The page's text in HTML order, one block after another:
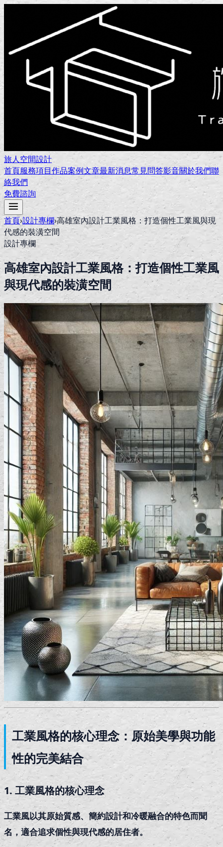
旅人空間設計
首頁服務項目作品案例文章最新消息常見問答影音關於我們聯
絡我們
免費諮詢
首頁›設計專欄›高雄室內設計工業風格：打造個性工業風與現
代感的裝潢空間
設計專欄
高雄室內設計工業風格：打造個性工業風
與現代感的裝潢空間
工業風格的核心理念：原始美學與功能
性的完美結合
1. 工業風格的核心理念
工業風以其原始質感、簡約設計和冷暖融合的特色而聞
名，適合追求個性與現代感的居住者。